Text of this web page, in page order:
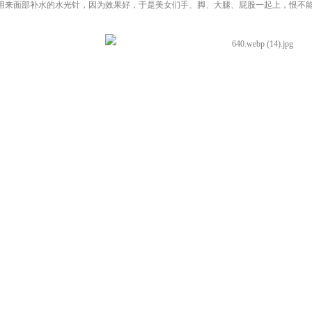
部补水的水光针，因为效果好，于是美女们手、脚、大腿、屁股一起上，恨不能